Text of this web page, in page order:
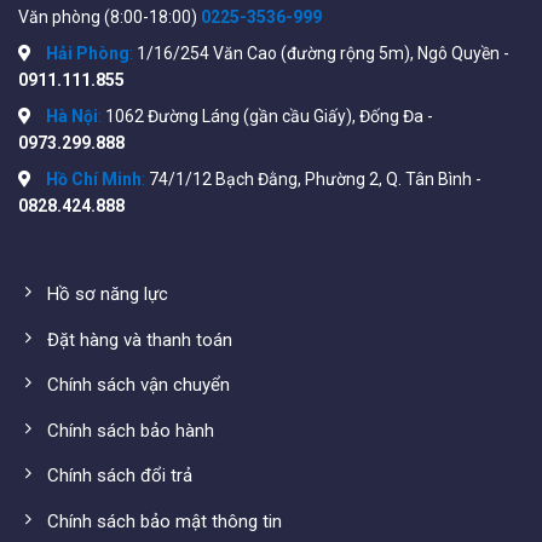
Hình ảnh thực tếban ngàyCamera Ezviz độ phân giải
Với công nghệ mới nhất của nhà sản xuất Ezviz cho phép
quan sát hồng ngoại ban đêm
Văn phòng (8:00-18:00) 0225-3536-999
Hải Phòng: 1/16/254 Văn Cao (đường rộng 5m), Ngô Quyền -
0911.111.855
Hà Nội: 1062 Đường Láng (gần cầu Giấy), Đống Đa -
0973.299.888
Hồ Chí Minh: 74/1/12 Bạch Đằng, Phường 2, Q. Tân Bình -
0828.424.888
Hồ sơ năng lực
Đặt hàng và thanh toán
Chính sách vận chuyển
Chính sách bảo hành
Chính sách đổi trả
Chính sách bảo mật thông tin